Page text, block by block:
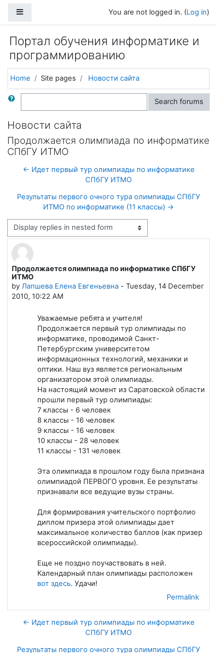
You are not logged in. (Log in)
Портал обучения информатике и
программированию
Home Site pages Новости сайта
Search Search forums
Новости сайта
Продолжается олимпиада по информатике
СПбГУ ИТМО
← Идет первый тур олимпиады по информатике
СПбГУ ИТМО
Результаты первого очного тура олимпиады СПбГУ
ИТМО по информатике (11 классы) →
Display mode
Продолжается олимпиада по информатике СПбГУ
ИТМО
by Лапшева Елена Евгеньевна - Tuesday, 14 December
2010, 10:22 AM
Number of replies: 0
Уважаемые ребята и учителя!
Продолжается первый тур олимпиады по
информатике, проводимой Санкт-
Петербургским университетом
информационных технологий, механики и
оптики. Наш вуз является региональным
организатором этой олимпиады.
На настоящий момент из Саратовской области
прошли первый тур олимпиады:
7 классы - 6 человек
8 классы - 16 человек
9 классы - 16 человек
10 классы - 28 человек
11 классы - 131 человек
Эта олимпиада в прошлом году была признана
олимпиадой ПЕРВОГО уровня. Ее результаты
признавали все ведущие вузы страны.
Для формирования учительского портфолио
диплом призера этой олимпиады дает
максимальное количество баллов (как призер
всероссийской олимпиады).
Еще не поздно поучаствовать в ней.
Календарный план олимпиады расположен
вот здесь. Удачи!
Permalink
← Идет первый тур олимпиады по информатике
СПбГУ ИТМО
Результаты первого очного тура олимпиады СПбГУ